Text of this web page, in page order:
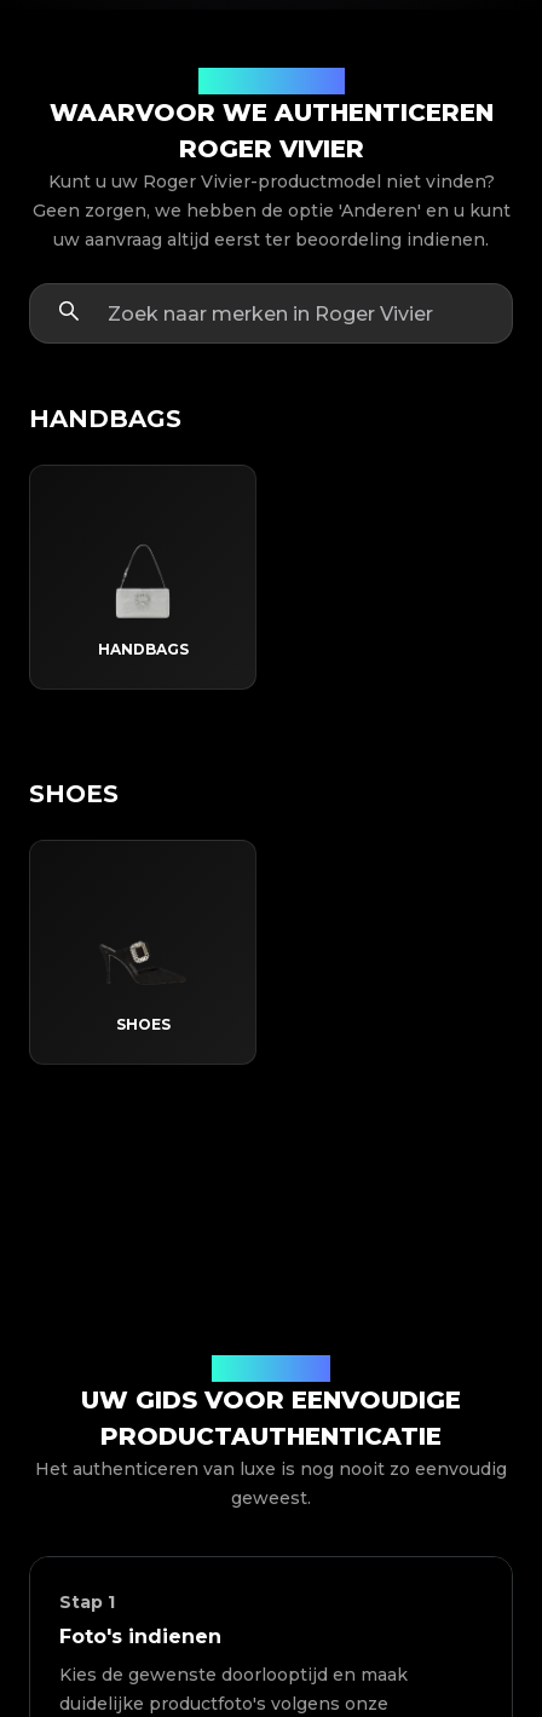
WAARVOOR WE AUTHENTICEREN
ROGER VIVIER
Kunt u uw Roger Vivier-productmodel niet vinden?
Geen zorgen, we hebben de optie 'Anderen' en u kunt
uw aanvraag altijd eerst ter beoordeling indienen.
HANDBAGS
HANDBAGS
SHOES
SHOES
UW GIDS VOOR EENVOUDIGE
PRODUCTAUTHENTICATIE
Het authenticeren van luxe is nog nooit zo eenvoudig
geweest.
Stap 1
Foto's indienen
Kies de gewenste doorlooptijd en maak
duidelijke productfoto's volgens onze